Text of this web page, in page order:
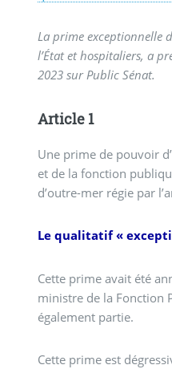
La prime exceptionnelle
l’État et hospitaliers, a
2023 sur Public Sénat.
Article 1
Une prime de pouvoir
et de la fonction
d’outre-mer régie par
Le qualitatif «
Cette prime avait été
ministre de la Fonction
également partie.
Cette prime est